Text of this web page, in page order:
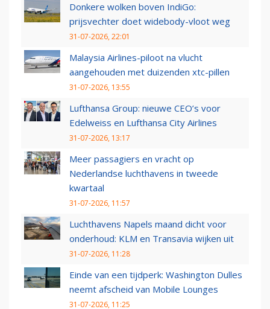
Donkere wolken boven IndiGo:
prijsvechter doet widebody-vloot weg
31-07-2026, 22:01
Malaysia Airlines-piloot na vlucht
aangehouden met duizenden xtc-pillen
31-07-2026, 13:55
Lufthansa Group: nieuwe CEO’s voor
Edelweiss en Lufthansa City Airlines
31-07-2026, 13:17
Meer passagiers en vracht op
Nederlandse luchthavens in tweede
kwartaal
31-07-2026, 11:57
Luchthavens Napels maand dicht voor
onderhoud: KLM en Transavia wijken uit
31-07-2026, 11:28
Einde van een tijdperk: Washington Dulles
neemt afscheid van Mobile Lounges
31-07-2026, 11:25